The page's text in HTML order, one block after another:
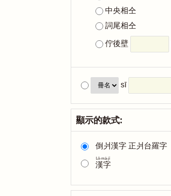
中央相仝
詞尾相仝
佇後壁
sī
顯示的款式:
倒爿漢字 正爿台羅字
漢字
Lô-má-jī